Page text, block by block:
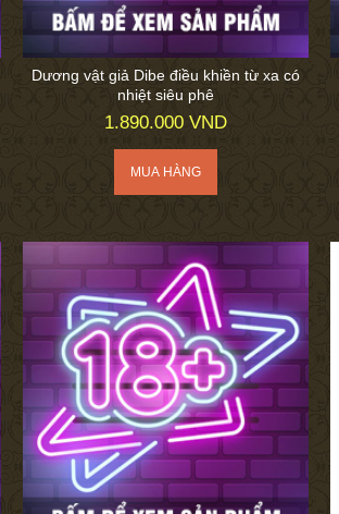
Dương vật giả Dibe điều khiền từ xa có
nhiệt siêu phê
1.890.000 VND